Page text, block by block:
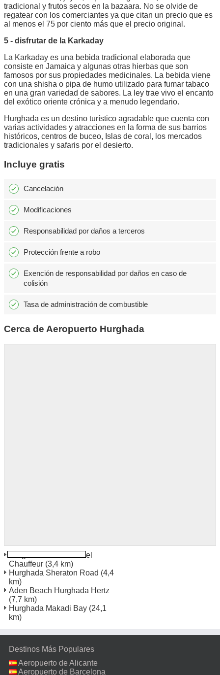
tradicional y frutos secos en la bazaara. No se olvide de
regatear con los comerciantes ya que citan un precio que es
al menos el 75 por ciento más que el precio original.
5 - disfrutar de la Karkaday
La Karkaday es una bebida tradicional elaborada que
consiste en Jamaica y algunas otras hierbas que son
famosos por sus propiedades medicinales. La bebida viene
con una shisha o pipa de humo utilizado para fumar tabaco
en una gran variedad de sabores. La ley trae vivo el encanto
del exótico oriente crónica y a menudo legendario.
Hurghada es un destino turístico agradable que cuenta con
varias actividades y atracciones en la forma de sus barrios
históricos, centros de buceo, Islas de coral, los mercados
tradicionales y safaris por el desierto.
Incluye gratis
Cancelación
Modificaciones
Responsabilidad por daños a terceros
Protección frente a robo
Exención de responsabilidad por daños en caso de
colisión
Tasa de administración de combustible
Cerca de Aeropuerto Hurghada
Hurghada Marriott Hotel
Chauffeur (3,4 km)
Hurghada Sheraton Road (4,4
km)
Aden Beach Hurghada Hertz
(7,7 km)
Hurghada Makadi Bay (24,1
km)
Destinos Más Populares
Aeropuerto de Alicante
Aeropuerto de Barcelona